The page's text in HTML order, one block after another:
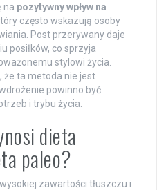
na pozytywny wpływ na
często wskazują osoby
Post przerywany daje
posiłków, co sprzyja
stylowi życia.
że ta metoda nie jest
powinno być
i trybu życia.
dieta
paleo?
zawartości tłuszczu i